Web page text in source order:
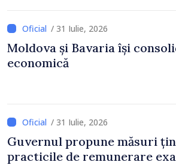
și dezvoltar/ 31 Iulie, 2026
Moldova și Bavaria își
economică
/ 31 Iulie, 2026
Guvernul propune măsuri
practicile de remunerare